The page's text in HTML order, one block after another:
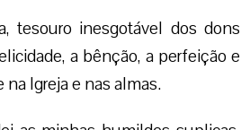
tesouro inesgotável dos dons
a bênção, a perfeição e
Igreja e nas almas.